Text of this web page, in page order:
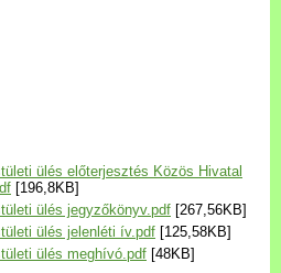
ülés előterjesztés Közös Hivatal
[196,8KB]
ülés jegyzőkönyv.pdf [267,56KB]
ülés jelenléti ív.pdf [125,58KB]
ülés meghívó.pdf [48KB]